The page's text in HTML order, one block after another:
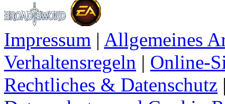
Impressum | Allgemeines
Verhaltensregeln | Online-
Rechtliches & Datenschutz